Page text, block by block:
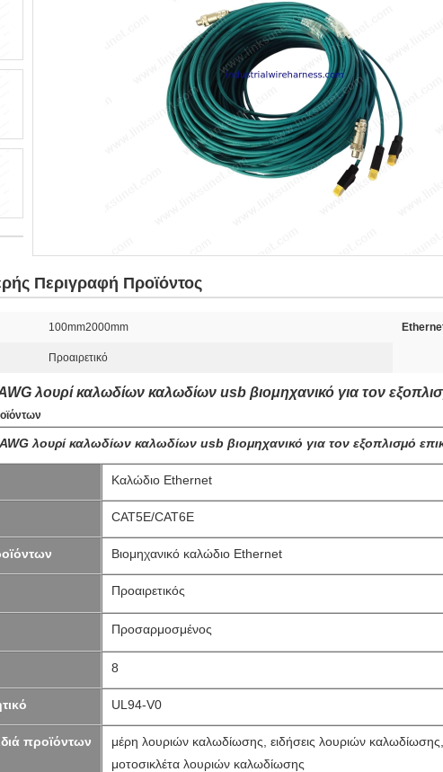
Περιγραφή Προϊόντος
100mm2000mm
Προαιρετικό
λουρί καλωδίων καλωδίων usb βιομηχανικό για τον
λουρί καλωδίων καλωδίων usb βιομηχανικό για τον εξοπλισμό
Καλώδιο Ethernet
CAT5E/CAT6E
Βιομηχανικό καλώδιο Ethernet
Προαιρετικός
Προσαρμοσμένος
8
UL94-V0
προϊόντων
μέρη λουριών καλωδίωσης, ειδήσεις λουριών καλωδίωσης,
μοτοσικλέτα λουριών καλωδίωσης